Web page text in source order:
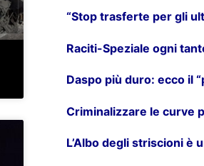
“Stop trasferte per gli
Raciti-Speziale ogni
Daspo più duro: ecco il
Criminalizzare le curve
L’Albo degli striscioni